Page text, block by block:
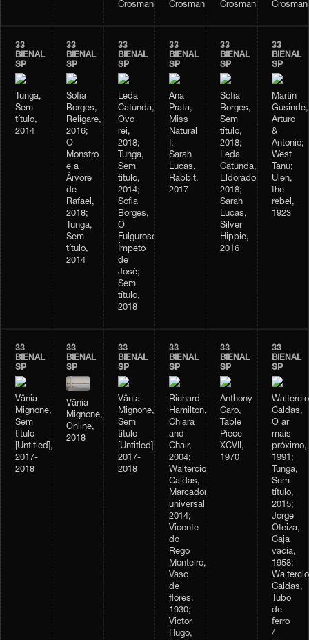
Crosman
Crosman
Crosman
Crosman
33
BIENAL
SP
Tunga,
Sem
título,
2014
33
BIENAL
SP
Sofia
Borges,
Religare,
2016;
O
Monstro
e a
Árvore
de
Rafael,
2018;
Tunga,
Sem
título,
2014
33
BIENAL
SP
Leda
Catunda,
Ovo
rei,
2018;
Tunga,
Sem
título,
2014;
Sofia
Borges,
O
Fulguroso
Ímpeto
de
José;
Sem
título,
2018
33
BIENAL
SP
Ana
Prata,
Miss
Natural
I;
Sarah
Lucas,
Rabbit,
2017
33
BIENAL
SP
Sofia
Borges,
Sem
título,
2018;
Leda
Catunda,
Eldorado,
2018;
Sarah
Lucas,
Silver
Hippie,
2016
33
BIENAL
SP
Martin
Gusinde,
Arturo
&
Antonio;
West
Tanu;
Ulen,
the
rebel,
1923
33
BIENAL
SP
Vânia
Mignone,
Sem
título
[Untitled],
2017-
2018
33
BIENAL
SP
Vânia
Mignone,
Online,
2018
33
BIENAL
SP
Vânia
Mignone,
Sem
título
[Untitled],
2017-
2018
33
BIENAL
SP
Richard
Hamilton,
Chiara
and
Chair,
2004;
Waltercio
Caldas,
Marcador
universal,
2014;
Vicente
do
Rego
Monteiro,
Vaso
de
flores,
1930;
Victor
Hugo,
33
BIENAL
SP
Anthony
Caro,
Table
Piece
XCVII,
1970
33
BIENAL
SP
Waltercio
Caldas,
O ar
mais
próximo,
1991;
Tunga,
Sem
título,
2015;
Jorge
Oteiza,
Caja
vacía,
1958;
Waltercio
Caldas,
Tubo
de
ferro
/